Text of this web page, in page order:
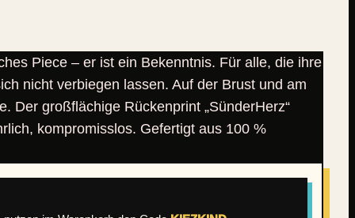
Piece – er ist ein Bekenntnis. Für alle, die ihre
nicht verbiegen lassen. Auf der Brust und am
Der großflächige Rückenprint „SünderHerz“
kompromisslos. Gefertigt aus 100 %